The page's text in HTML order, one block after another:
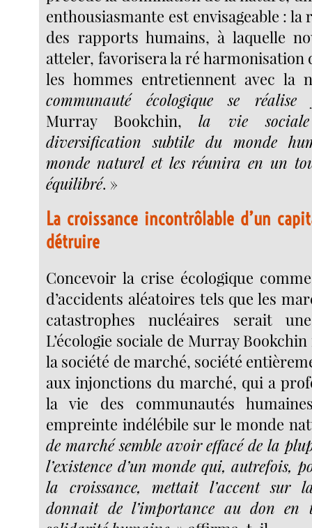
enthousiasmante est envisageable :
des rapports humains, à laquelle
atteler, favorisera la ré harmonisation
les hommes entretiennent avec la
communauté écologique se
Murray Bookchin,la vie
diversification subtile du monde
monde naturel et les réunira en un
équilibré. »
La croissance incontrôlable d’un
détruire
Concevoir la crise écologique
d’accidents aléatoires tels que les
catastrophes nucléaires serait
L’écologie sociale de Murray
la société de marché, société
aux injonctions du marché, qui a
la vie des communautés
empreinte indélébile sur le monde
de marché semble avoir effacé de la
l’existence d’un monde qui, autrefois,
la croissance, mettait l’accent sur
donnait de l’importance au don en